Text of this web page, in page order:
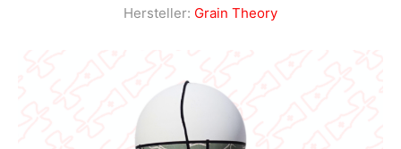
Hersteller: Grain Theory